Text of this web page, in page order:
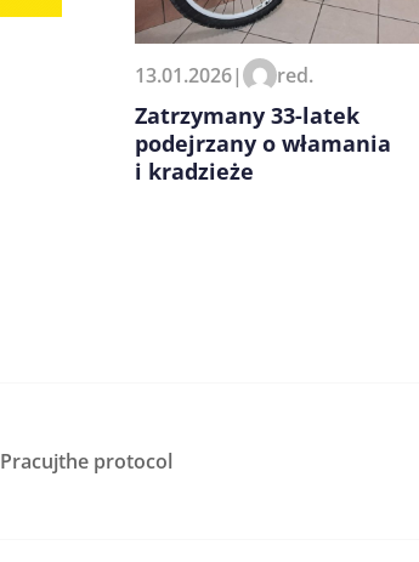
13.01.2026| red.
Zatrzymany 33-latek
podejrzany o włamania
i kradzieże
Pracujthe protocol